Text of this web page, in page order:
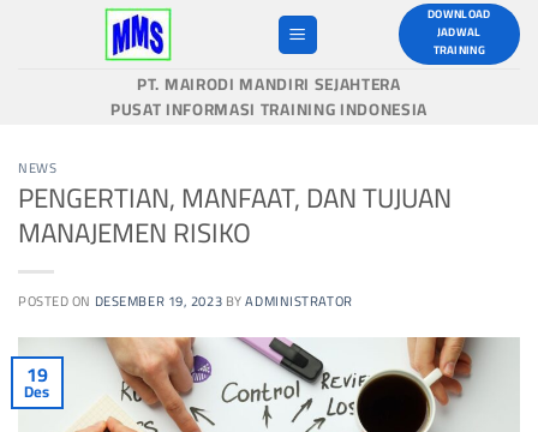
DOWNLOAD
JADWAL
TRAINING
PT. MAIRODI MANDIRI SEJAHTERA
PUSAT INFORMASI TRAINING INDONESIA
NEWS
PENGERTIAN, MANFAAT, DAN TUJUAN
MANAJEMEN RISIKO
POSTED ON DESEMBER 19, 2023BYADMINISTRATOR
19
Des